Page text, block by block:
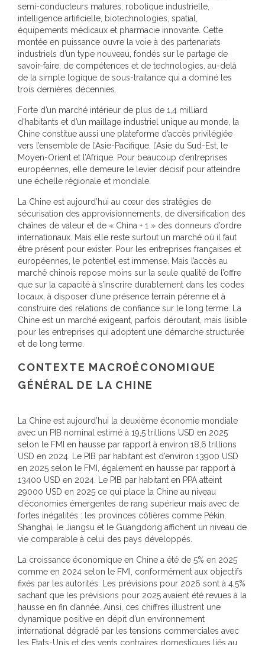
semi-conducteurs matures, robotique industrielle,
intelligence artificielle, biotechnologies, spatial,
équipements médicaux et pharmacie innovante. Cette
montée en puissance ouvre la voie à des partenariats
industriels d’un type nouveau, fondés sur le partage de
savoir-faire, de compétences et de technologies, au-delà
de la simple logique de sous-traitance qui a dominé les
trois dernières décennies.
Forte d’un marché intérieur de plus de 1,4 milliard
d’habitants et d’un maillage industriel unique au monde, la
Chine constitue aussi une plateforme d’accès privilégiée
vers l’ensemble de l’Asie-Pacifique, l’Asie du Sud-Est, le
Moyen-Orient et l’Afrique. Pour beaucoup d’entreprises
européennes, elle demeure le levier décisif pour atteindre
une échelle régionale et mondiale.
La Chine est aujourd’hui au cœur des stratégies de
sécurisation des approvisionnements, de diversification des
chaînes de valeur et de « China + 1 » des donneurs d’ordre
internationaux. Mais elle reste surtout un marché où il faut
être présent pour exister. Pour les entreprises françaises et
européennes, le potentiel est immense. Mais l’accès au
marché chinois repose moins sur la seule qualité de l’offre
que sur la capacité à s’inscrire durablement dans les codes
locaux, à disposer d’une présence terrain pérenne et à
construire des relations de confiance sur le long terme. La
Chine est un marché exigeant, parfois déroutant, mais lisible
pour les entreprises qui adoptent une démarche structurée
et de long terme.
CONTEXTE MACROÉCONOMIQUE
GÉNÉRAL DE LA CHINE
La Chine est aujourd’hui la deuxième économie mondiale
avec un PIB nominal estimé à 19,5 trillions USD en 2025
selon le FMI en hausse par rapport à environ 18,6 trillions
USD en 2024. Le PIB par habitant est d’environ 13900 USD
en 2025 selon le FMI, également en hausse par rapport à
13400 USD en 2024. Le PIB par habitant en PPA atteint
29000 USD en 2025 ce qui place la Chine au niveau
d’économies émergentes de rang supérieur mais avec de
fortes inégalités : les provinces côtières comme Pékin,
Shanghai, le Jiangsu et le Guangdong affichent un niveau de
vie comparable à celui des pays développés.
La croissance économique en Chine a été de 5% en 2025
comme en 2024 selon le FMI, conformément aux objectifs
fixés par les autorités. Les prévisions pour 2026 sont à 4,5%
sachant que les prévisions pour 2025 avaient été revues à la
hausse en fin d’année. Ainsi, ces chiffres illustrent une
dynamique positive en dépit d’un environnement
international dégradé par les tensions commerciales avec
les Etats-Unis et des vents contraires domestiques liés au